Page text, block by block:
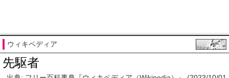
ウィキペディア
先駆者